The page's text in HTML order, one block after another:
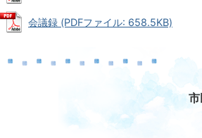
会議録 (PDFファイル: 658.5KB)